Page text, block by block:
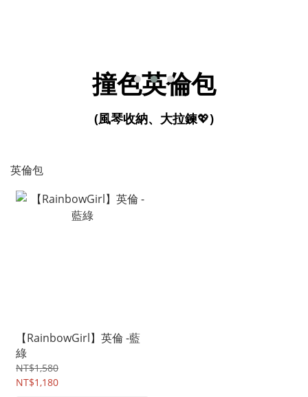
撞色英倫包
(風琴收納、大拉鍊💖)
英倫包
【RainbowGirl】英倫 -藍
綠
NT$1,580
NT$1,180